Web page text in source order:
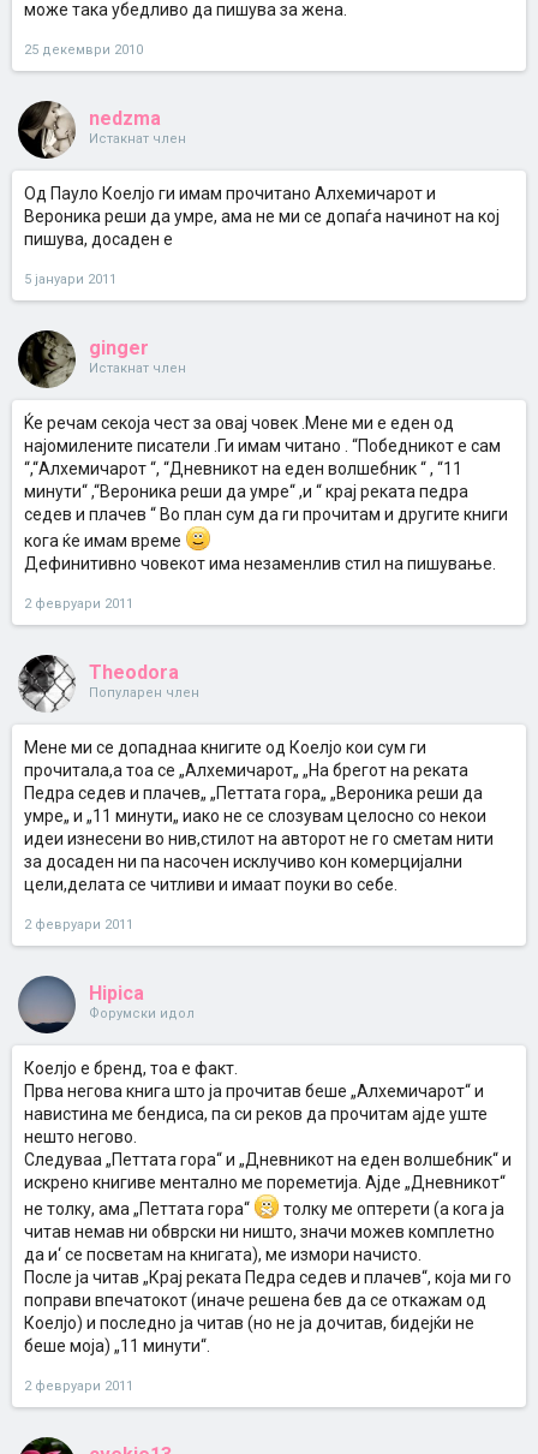
може така убедливо да пишува за жена.
25 декември 2010
nedzma
Истакнат член
Од Пауло Коелјо ги имам прочитано Алхемичарот и
Вероника реши да умре, ама не ми се допаѓа начинот на кој
пишува, досаден е
5 јануари 2011
ginger
Истакнат член
Ќе речам секоја чест за овај човек .Мене ми е еден од
најомилените писатели .Ги имам читано . “Победникот е сам
“,“Алхемичарот “, “Дневникот на еден волшебник “ , “11
минути“ ,“Вероника реши да умре“ ,и “ крај реката педра
седев и плачев “ Во план сум да ги прочитам и другите книги
кога ќе имам време
Дефинитивно човекот има незаменлив стил на пишување.
2 февруари 2011
Theodora
Популарен член
Мене ми се допаднаа книгите од Коелјо кои сум ги
прочитала,а тоа се „Алхемичарот„ „На брегот на реката
Педра седев и плачев„ „Петтата гора„ „Вероника реши да
умре„ и „11 минути„ иако не се слозувам целосно со некои
идеи изнесени во нив,стилот на авторот не го сметам нити
за досаден ни па насочен исклучиво кон комерцијални
цели,делата се читливи и имаат поуки во себе.
2 февруари 2011
Hipica
Форумски идол
Коелјо е бренд, тоа е факт.
Прва негова книга што ја прочитав беше „Алхемичарот“ и
навистина ме бендиса, па си реков да прочитам ајде уште
нешто негово.
Следуваа „Петтата гора“ и „Дневникот на еден волшебник“ и
искрено книгиве ментално ме пореметија. Ајде „Дневникот“
не толку, ама „Петтата гора“
толку ме оптерети (а кога ја
читав немав ни обврски ни ништо, значи можев комплетно
да и‘ се посветам на книгата), ме измори начисто.
После ја читав „Крај реката Педра седев и плачев“, која ми го
поправи впечатокот (иначе решена бев да се откажам од
Коелјо) и последно ја читав (но не ја дочитав, бидејќи не
беше моја) „11 минути“.
2 февруари 2011